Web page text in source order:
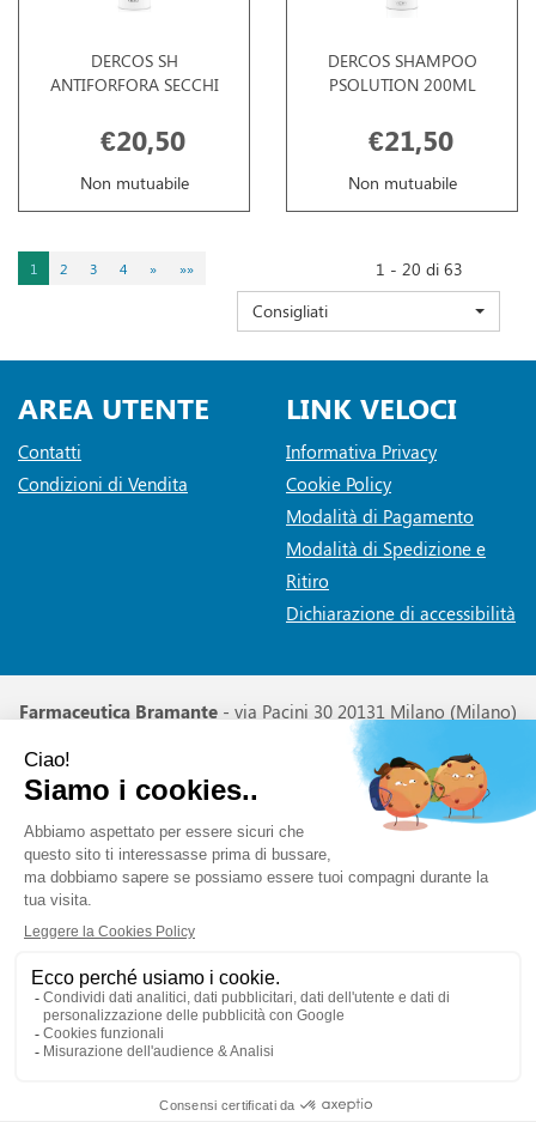
DERCOS SH
ANTIFORFORA SECCHI
€20,50
Non mutuabile
DERCOS SHAMPOO
PSOLUTION 200ML
€21,50
Non mutuabile
1 2 3 4 » »»
1 - 20 di 63
Consigliati
AREA UTENTE
Contatti
Condizioni di Vendita
LINK VELOCI
Informativa Privacy
Cookie Policy
Modalità di Pagamento
Modalità di Spedizione e
Ritiro
Dichiarazione di accessibilità
Farmaceutica Bramante - via Pacini 30 20131 Milano (Milano)
Tel.: 022663818
01032620153 | Numero R.E.A.:
Powered by Prenofa Web Design Fulcri srl